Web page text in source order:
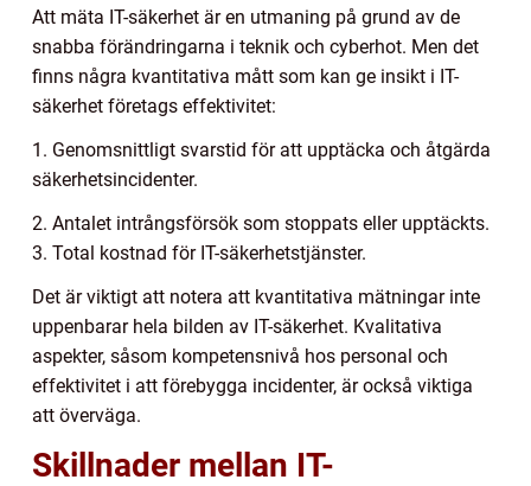
Att mäta IT-säkerhet är en utmaning på grund av de
snabba förändringarna i teknik och cyberhot. Men det
finns några kvantitativa mått som kan ge insikt i IT-
säkerhet företags effektivitet:
1. Genomsnittligt svarstid för att upptäcka och åtgärda
säkerhetsincidenter.
2. Antalet intrångsförsök som stoppats eller upptäckts.
3. Total kostnad för IT-säkerhetstjänster.
Det är viktigt att notera att kvantitativa mätningar inte
uppenbarar hela bilden av IT-säkerhet. Kvalitativa
aspekter, såsom kompetensnivå hos personal och
effektivitet i att förebygga incidenter, är också viktiga
att överväga.
Skillnader mellan IT-